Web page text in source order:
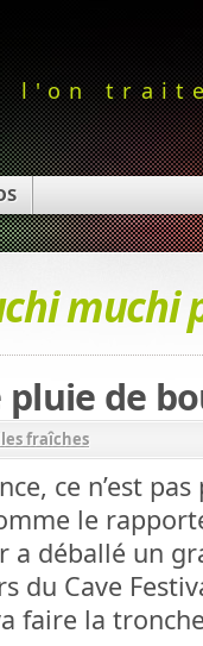
l'on
muchi
pluie de
fraîches
ce n’est
le
a déballé un
du Cave
faire la